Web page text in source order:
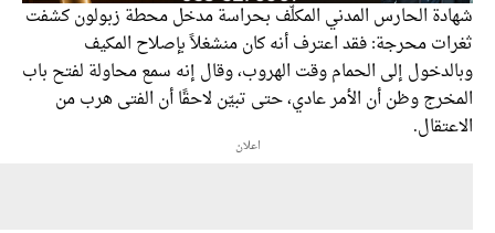
الحارس المدني المكلّف بحراسة مدخل محطة زبولون كشفت
محرجة: فقد اعترف أنه كان منشغلاً بإصلاح المكيف
إلى الحمام وقت الهروب، وقال إنه سمع محاولة لفتح باب
وظن أن الأمر عادي، حتى تبيّن لاحقًا أن الفتى هرب من